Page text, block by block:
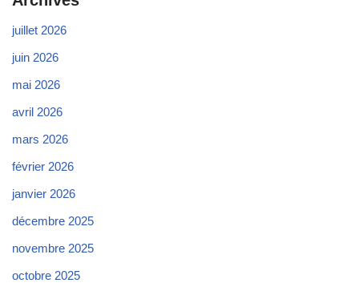
juillet 2026
juin 2026
mai 2026
avril 2026
mars 2026
février 2026
janvier 2026
décembre 2025
novembre 2025
octobre 2025